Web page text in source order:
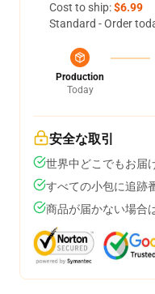
Cost to ship:$6.99
Standard - Order
Production
Today
安全な取引
世界中どこでもお届
すべての小包に追跡
商品が届かない場合